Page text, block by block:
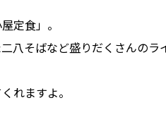
定食」。
八そばなど盛りだくさんのラ
れますよ。